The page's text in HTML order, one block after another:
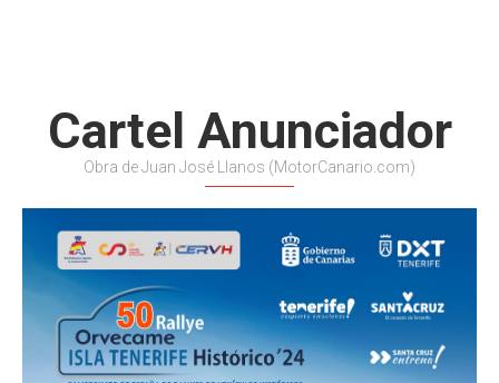
Cartel Anunciador
Obra de Juan José Llanos (MotorCanario.com)